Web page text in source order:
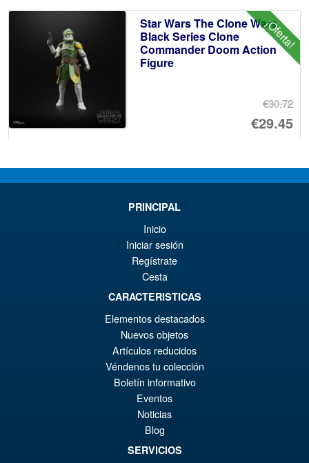
¡Oferta!
Star Wars The Clone Wars
Black Series Clone
Commander Doom Action
Figure
€30.72
El
€29.45
El
Star Wars The Black Series
Princess Leia Expanded
Universe
AÑADIR AL CARRITO
Star Wars S.H Figuarts The
Mandalorian The Child Action
Figure
PRINCIPAL
Inicio
Iniciar sesión
Regístrate
Cesta
CARACTERISTICAS
Elementos destacados
Nuevos objetos
Artículos reducidos
Véndenos tu colección
Boletín informativo
Eventos
Noticias
Blog
SERVICIOS